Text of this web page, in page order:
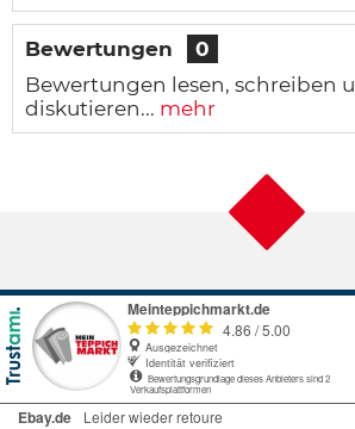
Bewertungen
0
Bewertungen lesen, schreiben
diskutieren... mehr